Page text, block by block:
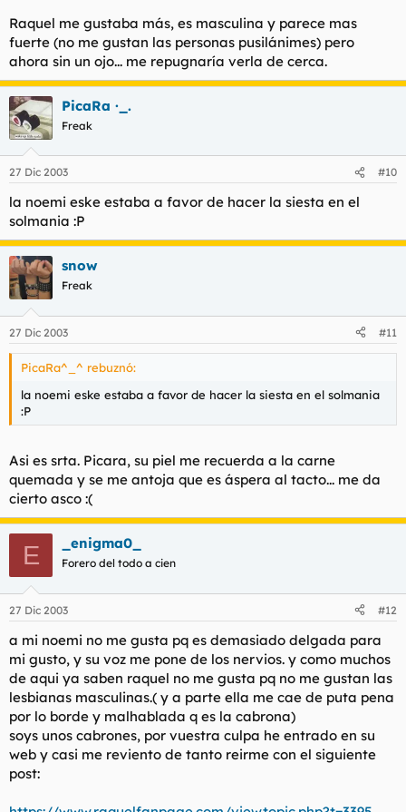
Raquel me gustaba más, es masculina y parece mas
fuerte (no me gustan las personas pusilánimes) pero
ahora sin un ojo... me repugnaría verla de cerca.
PicaRa ·_.
Freak
27 Dic 2003 #10
la noemi eske estaba a favor de hacer la siesta en el
solmania :P
snow
Freak
27 Dic 2003 #11
PicaRa^_^ rebuznó:
la noemi eske estaba a favor de hacer la siesta en el solmania
:P
Asi es srta. Picara, su piel me recuerda a la carne
quemada y se me antoja que es áspera al tacto... me da
cierto asco :(
E _enigma0_
Forero del todo a cien
27 Dic 2003 #12
a mi noemi no me gusta pq es demasiado delgada para
mi gusto, y su voz me pone de los nervios. y como muchos
de aqui ya saben raquel no me gusta pq no me gustan las
lesbianas masculinas.( y a parte ella me cae de puta pena
por lo borde y malhablada q es la cabrona)
soys unos cabrones, por vuestra culpa he entrado en su
web y casi me reviento de tanto reirme con el siguiente
post: